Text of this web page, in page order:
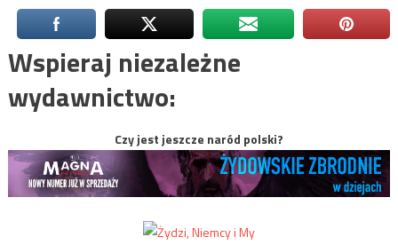
Wspieraj niezależne
wydawnictwo:
Czy jest jeszcze naród polski?